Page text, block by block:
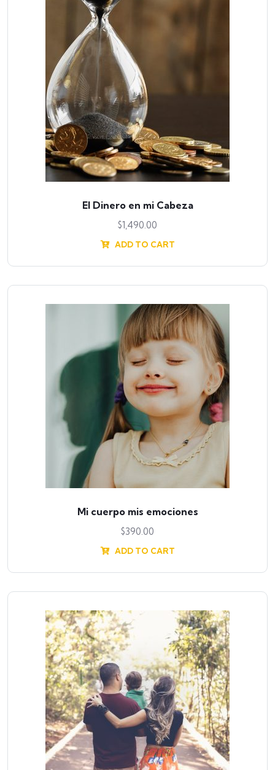
El Dinero en mi Cabeza
$1,490.00
ADD TO CART
Mi cuerpo mis emociones
$390.00
ADD TO CART